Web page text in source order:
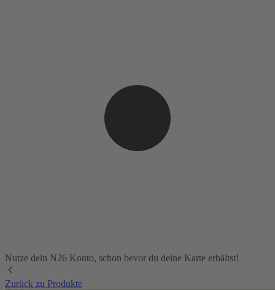
Nutze dein N26 Konto, schon bevor du deine Karte erhältst!
Zurück zu Produkte